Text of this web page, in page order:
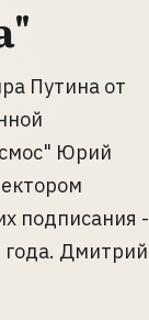
Путина от
Юрий
подписания -
года. Дмитрий